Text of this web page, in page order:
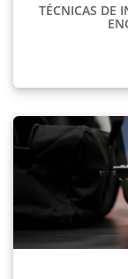
TÉCNICAS DE